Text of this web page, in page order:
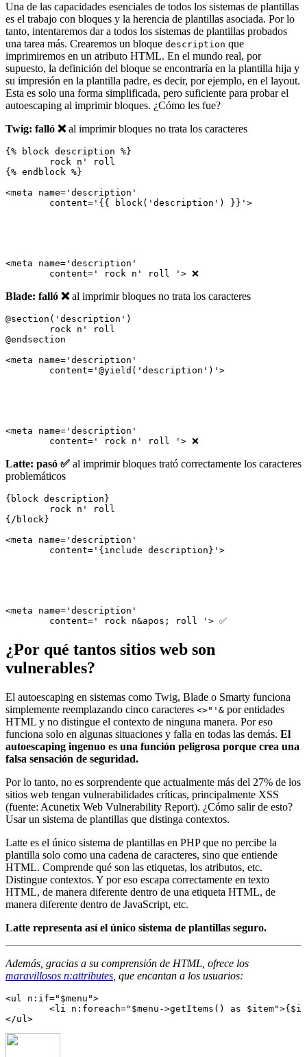
Una de las capacidades esenciales de todos los sistemas de plantillas
es el trabajo con bloques y la herencia de plantillas asociada. Por lo
tanto, intentaremos dar a todos los sistemas de plantillas probados
una tarea más. Crearemos un bloque description que
imprimiremos en un atributo HTML. En el mundo real, por
supuesto, la definición del bloque se encontraría en la plantilla hija y
su impresión en la plantilla padre, es decir, por ejemplo, en el layout.
Esta es solo una forma simplificada, pero suficiente para probar el
autoescaping al imprimir bloques. ¿Cómo les fue?
Twig: falló ❌al imprimir bloques no trata los caracteres
{% block description %}
{% endblock %}
<meta name='description'
<meta name='description'
Blade: falló ❌al imprimir bloques no trata los caracteres
@section('description')
@endsection
<meta name='description'
<meta name='description'
Latte: pasó ✅ al imprimir bloques trató correctamente los caracteres
problemáticos
{block description}
{/block}
<meta name='description'
<meta name='description'
¿Por qué tantos sitios web son
vulnerables?
El autoescaping en sistemas como Twig, Blade o Smarty funciona
simplemente reemplazando cinco caracteres <>"'& por entidades
HTML y no distingue el contexto de ninguna manera. Por eso
funciona solo en algunas situaciones y falla en todas las demás. El
autoescaping ingenuo es una función peligrosa porque crea una
falsa sensación de seguridad.
Por lo tanto, no es sorprendente que actualmente más del 27% de los
sitios web tengan vulnerabilidades críticas, principalmente XSS
(fuente: Acunetix Web Vulnerability Report). ¿Cómo salir de esto?
Usar un sistema de plantillas que distinga contextos.
Latte es el único sistema de plantillas en PHP que no percibe la
plantilla solo como una cadena de caracteres, sino que entiende
HTML. Comprende qué son las etiquetas, los atributos, etc.
Distingue contextos. Y por eso escapa correctamente en texto
HTML, de manera diferente dentro de una etiqueta HTML, de
manera diferente dentro de JavaScript, etc.
Latte representa así el único sistema de plantillas seguro.
Además, gracias a su comprensión de HTML, ofrece los
maravillosos n:attributes , que encantan a los usuarios:
<ul n:if="$menu">